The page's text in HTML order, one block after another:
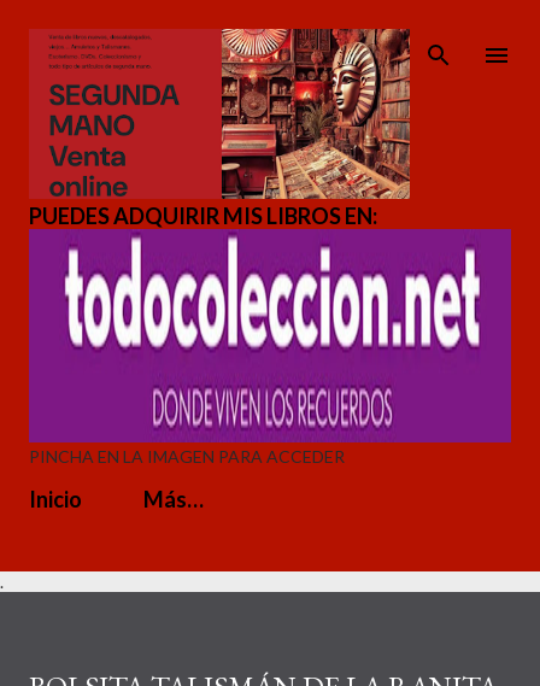
Ir al contenido principal
PUEDES ADQUIRIR MIS LIBROS EN:
PINCHA EN LA IMAGEN PARA ACCEDER
Inicio Más…
.